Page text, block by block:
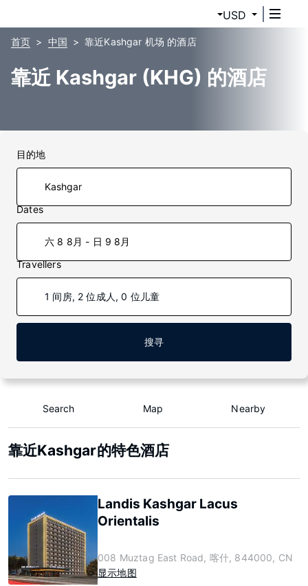
USD
首页 中国 靠近Kashgar 机场 的酒店
靠近 Kashgar (KHG) 的酒店
目的地
Dates
六 8 8月 - 日 9 8月
Travellers
1 间房, 2 位成人, 0 位儿童
搜寻
Search Map Nearby
靠近Kashgar的特色酒店
Landis Kashgar Lacus
Orientalis
008 Muztag East Road, 喀什, 844000, CN
显示地图